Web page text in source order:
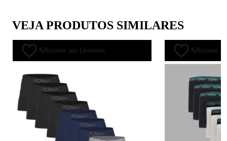
VEJA PRODUTOS SIMILARES
Adicionar aos favoritos Adicionar